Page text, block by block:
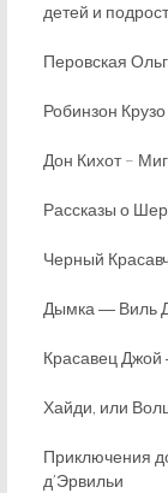
детей и
Перовская
Робинзон
Дон Кихот –
Рассказы о
Черный
Дымка ― Виль
Красавец
Хайди, или
Приключения
д’Эрвильи